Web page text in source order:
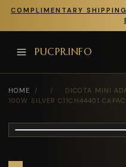
COMPLIMENTARY
PUCPR.INFO
HOME / /
DICOTA MINI
100W SILVER C11CH44401